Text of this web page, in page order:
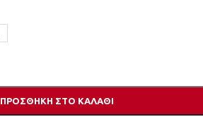
ΠΡΟΣΘΉΚΗ ΣΤΟ ΚΑΛΆΘΙ